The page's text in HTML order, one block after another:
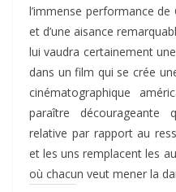
l’immense performance de
et d’une aisance
lui vaudra certainement
dans un film qui se crée
cinématographique
paraître décourageante
relative par rapport au
et les uns remplacent les
où chacun veut mener la